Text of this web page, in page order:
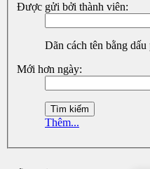
Được gửi bởi thành viên:
Dãn cách tên bằng dấu
Mới hơn ngày:
Thêm...